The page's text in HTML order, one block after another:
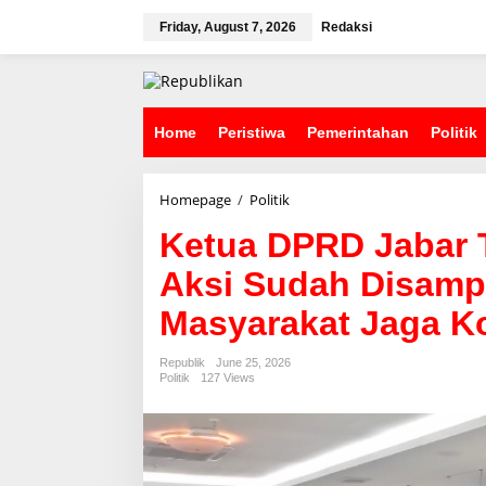
Friday, August 7, 2026 Redaksi
Home Peristiwa Pemerintahan Politik
Homepage / Politik
t
u
a
D
P
R
b
Ketua DPRD
Aksi Sudah
Masyarakat Jaga
Republik
June 25, 2026
Politik
127 Views